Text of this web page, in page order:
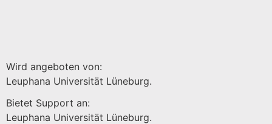
Wird angeboten von:
Leuphana Universität Lüneburg.
Bietet Support an:
Leuphana Universität Lüneburg.